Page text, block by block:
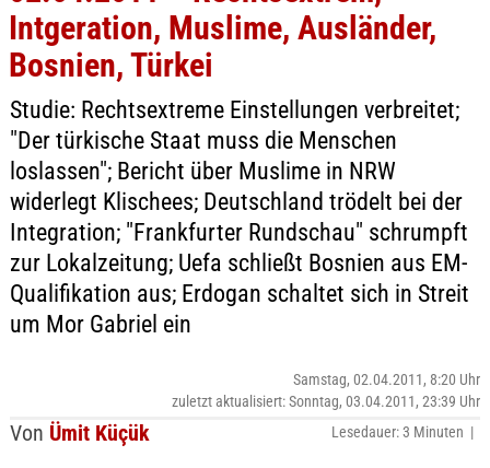
Intgeration, Muslime, Ausländer,
Bosnien, Türkei
Studie: Rechtsextreme Einstellungen verbreitet;
"Der türkische Staat muss die Menschen
loslassen"; Bericht über Muslime in NRW
widerlegt Klischees; Deutschland trödelt bei der
Integration; "Frankfurter Rundschau" schrumpft
zur Lokalzeitung; Uefa schließt Bosnien aus EM-
Qualifikation aus; Erdogan schaltet sich in Streit
um Mor Gabriel ein
Von Ümit Küçük
Samstag, 02.04.2011, 8:20 Uhr
zuletzt aktualisiert: Sonntag, 03.04.2011, 23:39 Uhr
Lesedauer: 3 Minuten |